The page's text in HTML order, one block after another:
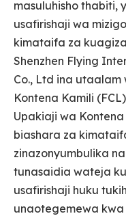
masuluhisho thabiti,
usafirishaji wa
kimataifa za
Shenzhen Flying
Co., Ltd ina
Kontena Kamili
Upakiaji wa
biashara za
zinazonyumbulika
tunasaidia wateja
usafirishaji huku
unaotegemewa